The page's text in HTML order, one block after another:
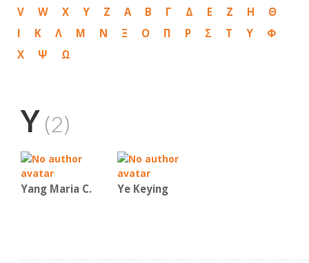
V
W X Y Z Α Β Γ Δ Ε Ζ Η
Θ
Ι
Κ Λ Μ Ν Ξ Ο Π Ρ Σ Τ Υ
Φ
Χ
Ψ Ω
Y (2)
Yang Maria C. Ye Keying